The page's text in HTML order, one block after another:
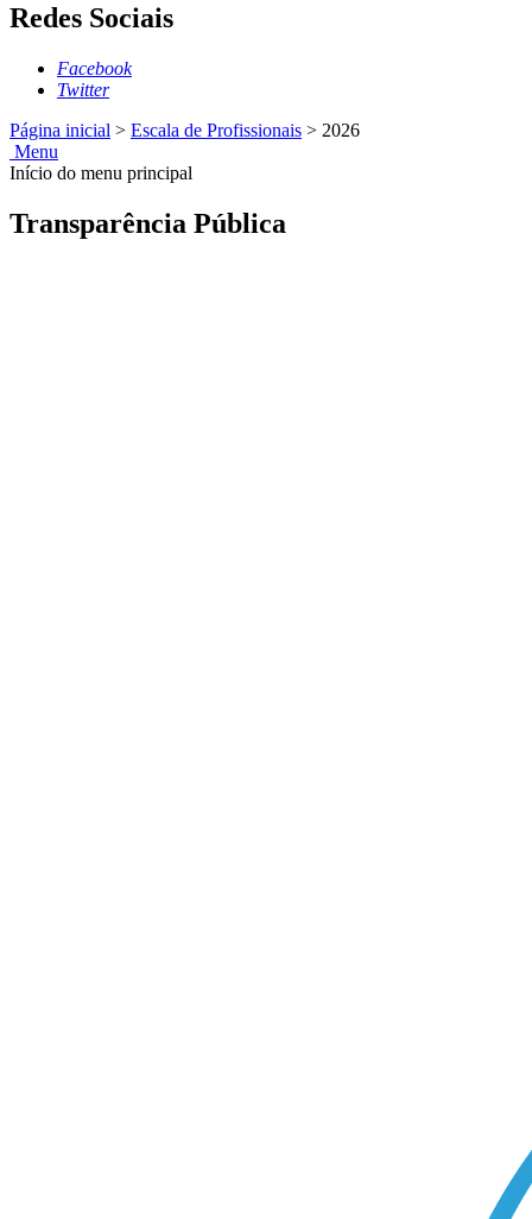
Redes Sociais
Facebook
Twitter
Página inicial > Escala de Profissionais > 2026
Menu
Início do menu principal
Transparência Pública